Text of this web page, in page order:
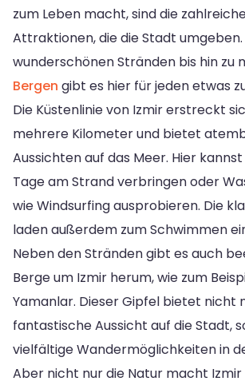
zum Leben macht, sind die
Attraktionen, die die Stadt
wunderschönen Stränden bis hin zu
Bergen gibt es hier für jeden etwas
Die Küstenlinie von Izmir erstreckt
mehrere Kilometer und bietet
Aussichten auf das Meer. Hier
Tage am Strand verbringen oder
wie Windsurfing ausprobieren. Die
laden außerdem zum Schwimmen
Neben den Stränden gibt es auch
Berge um Izmir herum, wie zum
Yamanlar. Dieser Gipfel bietet nicht
fantastische Aussicht auf die Stadt,
vielfältige Wandermöglichkeiten in
Aber nicht nur die Natur macht